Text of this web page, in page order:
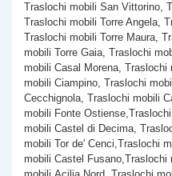
Traslochi mobili San Vittorino,
Traslochi mobili Torre Angela,
Traslochi mobili Torre Maura,
mobili Torre Gaia, Traslochi
mobili Casal Morena, Traslochi
mobili Ciampino, Traslochi
Cecchignola, Traslochi mobili
mobili Fonte
mobili Castel di Decima,
mobili Tor de' Cenci,Traslochi
mobili Castel